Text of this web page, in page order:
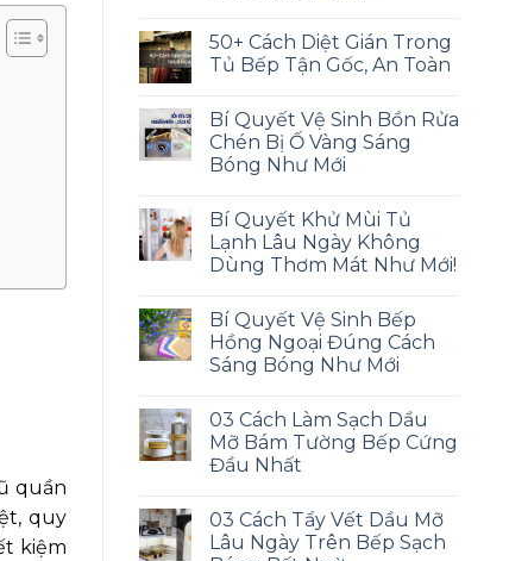
quần
quy
kiệm
50+ Cách Diệt Gián Trong
Tủ Bếp Tận Gốc, An Toàn
Bí Quyết Vệ Sinh Bồn Rửa
Chén Bị Ố Vàng Sáng
Bóng Như Mới
Bí Quyết Khử Mùi Tủ
Lạnh Lâu Ngày Không
Dùng Thơm Mát Như Mới!
Bí Quyết Vệ Sinh Bếp
Hồng Ngoại Đúng Cách
Sáng Bóng Như Mới
03 Cách Làm Sạch Dầu
Mỡ Bám Tường Bếp Cứng
Đầu Nhất
03 Cách Tẩy Vết Dầu Mỡ
Lâu Ngày Trên Bếp Sạch